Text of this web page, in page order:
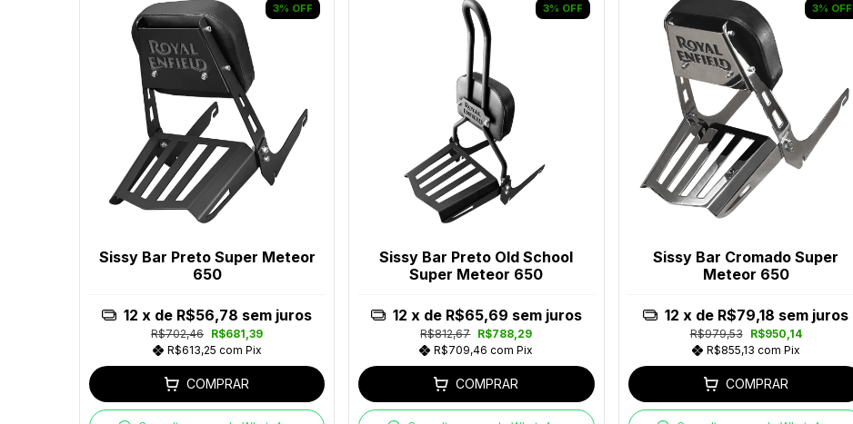
3% OFF
Sissy Bar Preto Super Meteor
650
R$702,46 R$681,39
R$613,25 com Pix
12 x de R$56,78 sem juros
COMPRAR
3% OFF
Sissy Bar Preto Old School
Super Meteor 650
R$812,67 R$788,29
R$709,46com Pix
12 x de R$65,69 sem juros
COMPRAR
3% OFF
Sissy Bar Cromado Super
Meteor 650
R$979,53
R$950,14
R$855,13 com Pix
12 x de R$79,18 sem juros
COMPRAR